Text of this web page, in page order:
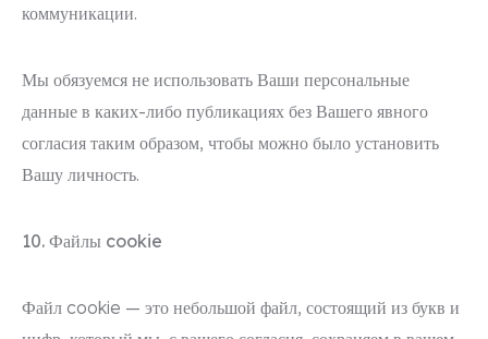
коммуникации.
Мы обязуемся не использовать Ваши персональные
данные в каких-либо публикациях без Вашего явного
согласия таким образом, чтобы можно было установить
Вашу личность.
10. Файлы cookie
Файл cookie — это небольшой файл, состоящий из букв и